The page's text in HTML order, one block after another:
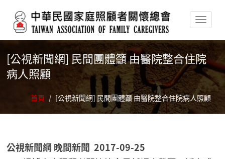
[公視新聞網] 民間團體籲 由醫院整合住院
病人照顧
首頁 / [公視新聞網] 民間團體籲 由醫院整合住院病人照顧
公視新聞網 晚間新聞 2017-09-25